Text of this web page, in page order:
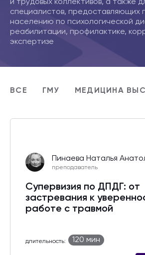
и трудовых коллективов, а также
специалистов, предоставляющих
населению по психологической
реабилитации, профилактике,
экспертизе
ВСЕ ГМУ МЕДИЦИНА
Пинаева Наталья
преподаватель
Супервизия по ДПДГ: от
застревания к
работе с травмой
длительность: 120 мин